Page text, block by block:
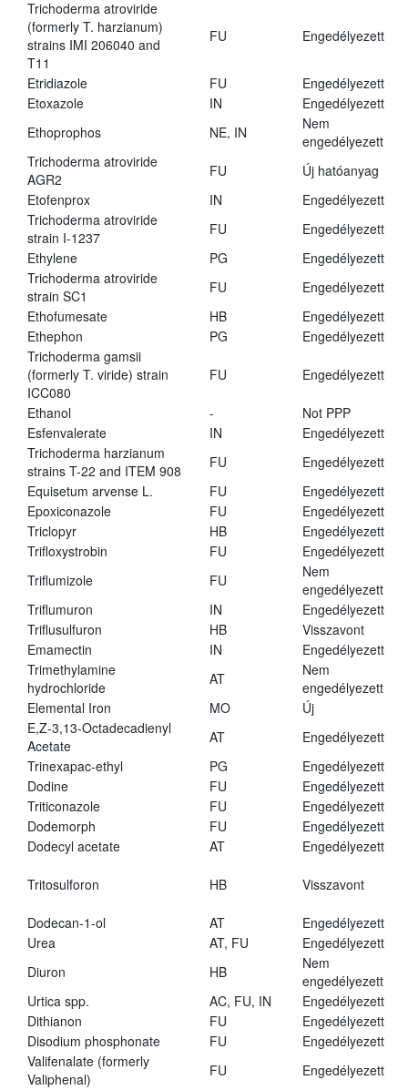
Trichoderma atroviride
(formerly T. harzianum)
strains IMI 206040 and
T11
FU Engedélyezett
Etridiazole FU
Engedélyezett
Etoxazole
IN
Engedélyezett
Ethoprophos
NE, IN
Nem
engedélyezett
Trichoderma atroviride
AGR2
FU
Új hatóanyag
Etofenprox
IN
Engedélyezett
Trichoderma atroviride
strain I-1237
FU
Engedélyezett
Ethylene
PG
Engedélyezett
Trichoderma atroviride
strain SC1
FU
Engedélyezett
Ethofumesate
HB
Engedélyezett
Ethephon
PG
Engedélyezett
Trichoderma gamsii
(formerly T. viride) strain
ICC080
FU Engedélyezett
Ethanol -
Not PPP
Esfenvalerate
IN
Engedélyezett
Trichoderma harzianum
strains T-22 and ITEM 908
FU
Engedélyezett
Equisetum arvense L.
FU
Engedélyezett
Epoxiconazole
FU
Engedélyezett
Triclopyr
HB
Engedélyezett
Trifloxystrobin
FU
Engedélyezett
Triflumizole
FU
Nem
engedélyezett
Triflumuron
IN
Engedélyezett
Triflusulfuron
HB
Visszavont
Emamectin
IN
Engedélyezett
Trimethylamine
hydrochloride
AT
Nem
engedélyezett
Elemental Iron
MO
Új
E,Z-3,13-Octadecadienyl
Acetate
AT
Engedélyezett
Trinexapac-ethyl
PG
Engedélyezett
Dodine
FU
Engedélyezett
Triticonazole
FU
Engedélyezett
Dodemorph
FU
Engedélyezett
Dodecyl acetate
AT Engedélyezett
Tritosulforon HB Visszavont
Dodecan-1-ol AT
Engedélyezett
Urea
AT, FU
Engedélyezett
Diuron
HB
Nem
engedélyezett
Urtica spp.
AC, FU, IN
Engedélyezett
Dithianon
FU
Engedélyezett
Disodium phosphonate
FU
Engedélyezett
Valifenalate (formerly
Valiphenal)
FU Engedélyezett